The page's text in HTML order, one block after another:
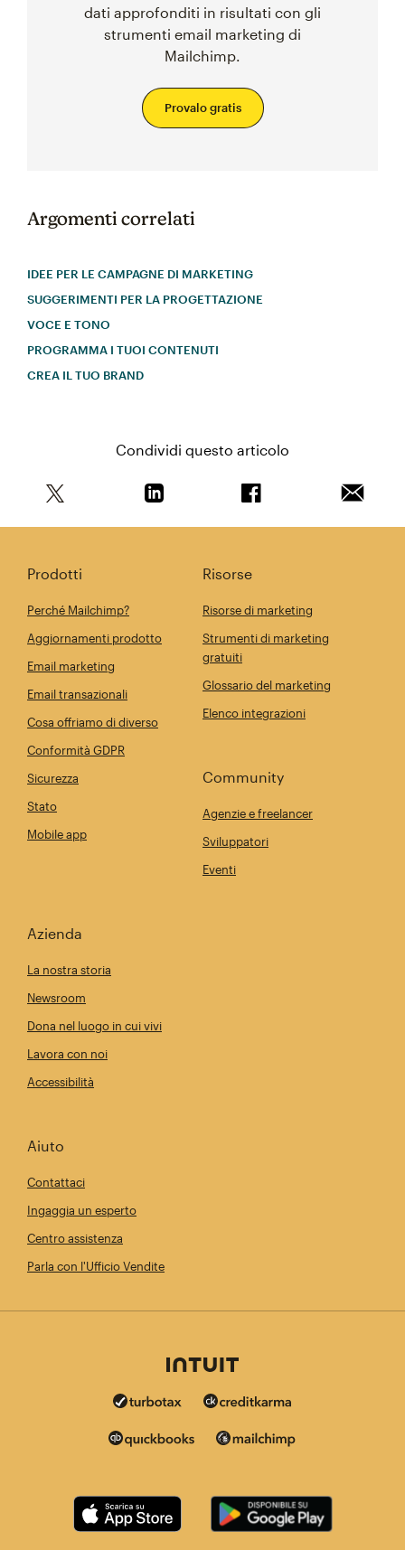
dati approfonditi in risultati con gli
strumenti email marketing di
Mailchimp.
Provalo gratis
Argomenti correlati
IDEE PER LE CAMPAGNE DI MARKETING
SUGGERIMENTI PER LA PROGETTAZIONE
VOCE E TONO
PROGRAMMA I TUOI CONTENUTI
CREA IL TUO BRAND
Condividi questo articolo
Prodotti
Perché Mailchimp?
Aggiornamenti prodotto
Email marketing
Email transazionali
Cosa offriamo di diverso
Conformità GDPR
Sicurezza
Stato
Mobile app
Risorse
Risorse di marketing
Strumenti di marketing
gratuiti
Glossario del marketing
Elenco integrazioni
Community
Agenzie e freelancer
Sviluppatori
Eventi
Azienda
La nostra storia
Newsroom
Dona nel luogo in cui vivi
Lavora con noi
Accessibilità
Aiuto
Contattaci
Ingaggia un esperto
Centro assistenza
Parla con l'Ufficio Vendite